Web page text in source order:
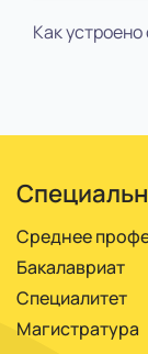
Нужно подать
подписать
Как
него учитесь
Среднее
Бакалавриат
Специалитет
Магистратура